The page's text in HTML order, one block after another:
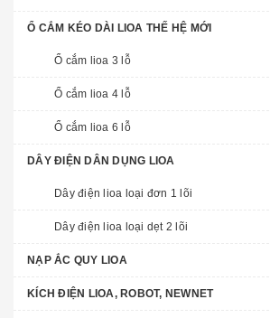
Ổ CẮM KÉO DÀI LIOA THẾ HỆ MỚI
Ổ cắm lioa 3 lỗ
Ổ cắm lioa 4 lỗ
Ổ cắm lioa 6 lỗ
DÂY ĐIỆN DÂN DỤNG LIOA
Dây điện lioa loại đơn 1 lõi
Dây điện lioa loại dẹt 2 lõi
NẠP ẮC QUY LIOA
KÍCH ĐIỆN LIOA, ROBOT, NEWNET